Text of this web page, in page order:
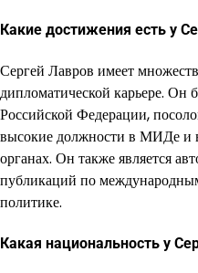
Какие достижения есть у
Сергей Лавров имеет
дипломатической карьере.
Российской Федерации,
высокие должности в МИДе и
органах. Он также является
публикаций по
политике.
Какая национальность у